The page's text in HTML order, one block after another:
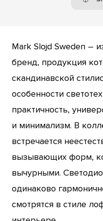
Mark Slojd Sweden –
бренд, продукция
скандинавской
особенности
практичность,
и минимализм. В
встречается
вызывающих форм,
вычурными.
одинаково
смотрятся в стиле